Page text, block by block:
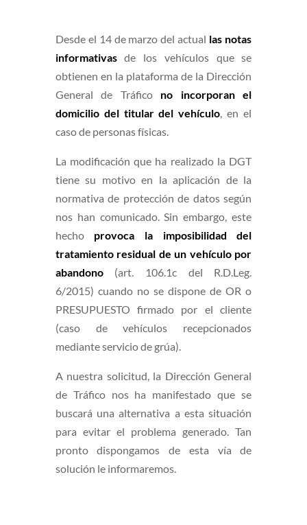
Desde el 14 de marzo del actual las notas
informativas de los vehículos que se
obtienen en la plataforma de la Dirección
General de Tráfico
no incorporan el
domicilio del titular del vehículo, en el
caso de personas físicas.
La modificación que ha realizado la DGT
tiene su motivo en la aplicación de la
normativa de protección de datos según
nos han comunicado. Sin embargo, este
hecho
provoca la imposibilidad del
tratamiento residual de un vehículo por
abandono
(art. 106.1c del R.D.Leg.
6/2015) cuando no se dispone de OR o
PRESUPUESTO firmado por el cliente
(caso de vehículos recepcionados
mediante servicio de grúa).
A nuestra solicitud, la Dirección General
de Tráfico nos ha manifestado que se
buscará una alternativa a esta situación
para evitar el problema generado. Tan
pronto dispongamos de esta vía de
solución le informaremos.